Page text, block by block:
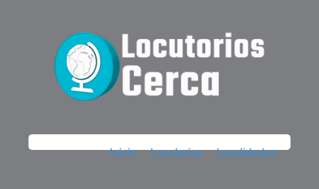
Inicio Locutorios Localidades